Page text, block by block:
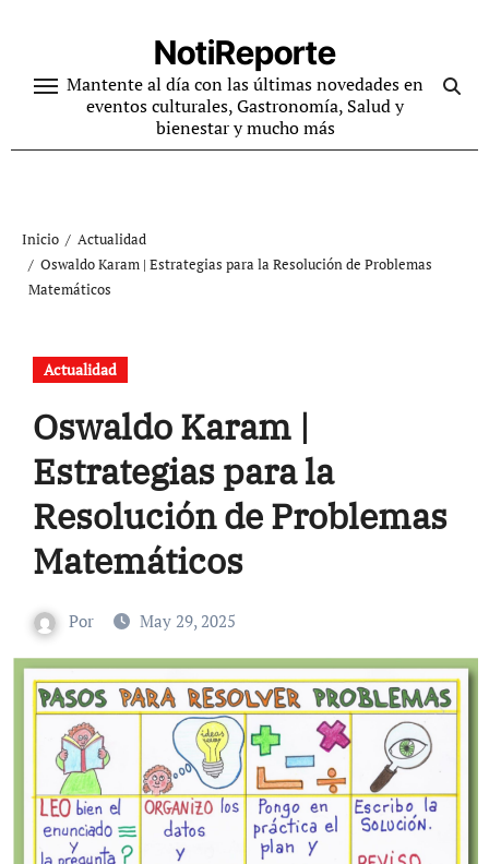
contenido
NotiReporte
Mantente al día con las últimas novedades en
eventos culturales, Gastronomía, Salud y
bienestar y mucho más
Inicio
Actualidad
Oswaldo Karam | Estrategias para la Resolución de Problemas
Matemáticos
Actualidad
Oswaldo Karam |
Estrategias para la
Resolución de Problemas
Matemáticos
Por May 29, 2025